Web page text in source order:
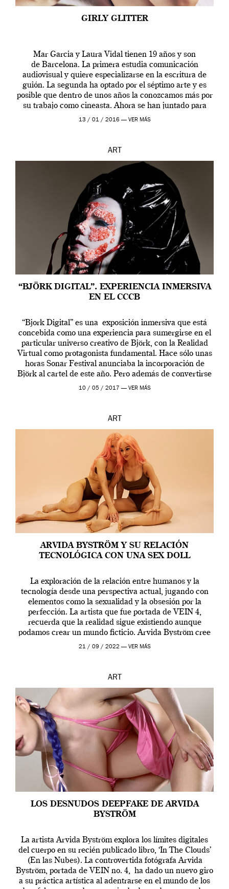
GIRLY GLITTER
Mar Garcia y Laura Vidal tienen 19 años y son
de Barcelona. La primera estudia comunicación
audiovisual y quiere especializarse en la escritura de
guión. La segunda ha optado por el séptimo arte y es
posible que dentro de unos años la conozcamos más por
su trabajo como cineasta. Ahora se han juntado para
contarnos una […]
13 / 01 / 2016 — VER MÁS
ART
“BJÖRK DIGITAL”. EXPERIENCIA INMERSIVA
EN EL CCCB
“Bjork Digital” es una exposición inmersiva que está
concebida como una experiencia para sumergirse en el
particular universo creativo de Björk, con la Realidad
Virtual como protagonista fundamental. Hace sólo unas
horas Sonar Festival anunciaba la incorporación de
Björk al cartel de este año. Pero además de convertirse
en una de las actuaciones más relevantes […]
10 / 05 / 2017 — VER MÁS
ART
ARVIDA BYSTRÖM Y SU RELACIÓN
TECNOLÓGICA CON UNA SEX DOLL
La exploración de la relación entre humanos y la
tecnología desde una perspectiva actual, jugando con
elementos como la sexualidad y la obsesión por la
perfección. La artista que fue portada de VEIN 4,
recuerda que la realidad sigue existiendo aunque
podamos crear un mundo ficticio. Arvida Byström cree
que los humanos tienen un complejo […]
21 / 09 / 2022 — VER MÁS
ART
LOS DESNUDOS DEEPFAKE DE ARVIDA
BYSTRÖM
La artista Arvida Byström explora los límites digitales
del cuerpo en su recién publicado libro, ‘In The Clouds’
(En las Nubes). La controvertida fotógrafa Arvida
Byström, portada de VEIN no. 4, ha dado un nuevo giro
a su práctica artística al adentrarse en el mundo de los